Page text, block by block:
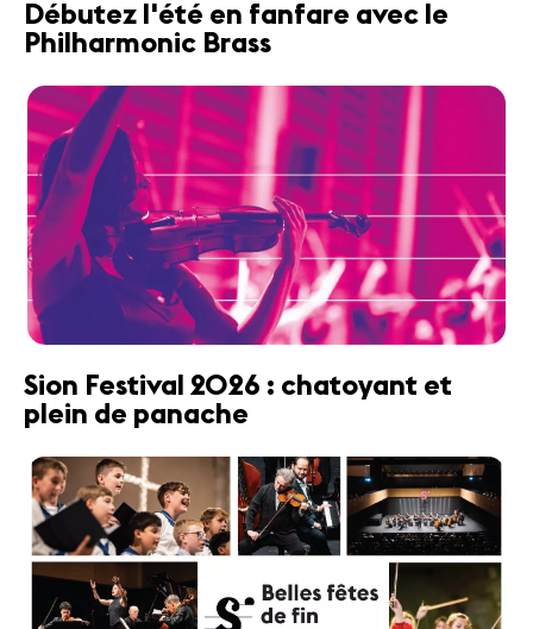
Débutez l'été en fanfare avec le
Philharmonic Brass
Sion Festival 2026 : chatoyant et
plein de panache